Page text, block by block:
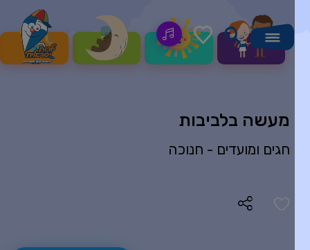
מעשה בלביבות
חגים ומועדים - חנוכה